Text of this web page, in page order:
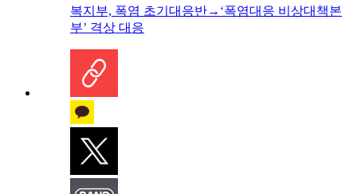
복지부, 폭염 초기대응반→‘폭염대응 비상대책본
부’ 격상 대응